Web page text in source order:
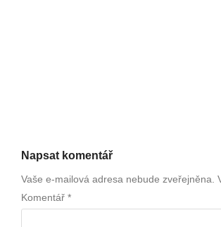
Napsat komentář
Vaše e-mailová adresa nebude zveřejněna.
Komentář *